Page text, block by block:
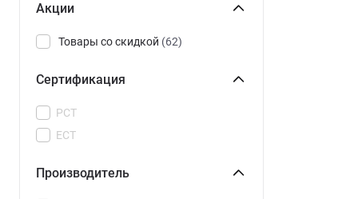
Акции
Товары со скидкой (62)
Сертификация
РСТ
ЕСТ
Производитель